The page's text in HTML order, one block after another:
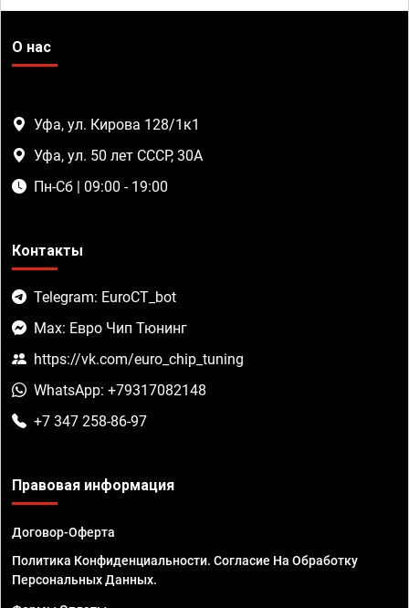
О нас
Уфа, ул. Кирова 128/1к1
Уфа, ул. 50 лет СССР, 30А
Пн-Сб | 09:00 - 19:00
Контакты
Telegram: EuroCT_bot
Max: Евро Чип Тюнинг
https://vk.com/euro_chip_tuning
WhatsApp: +79317082148
+7 347 258-86-97
Правовая информация
Договор-Оферта
Политика Конфиденциальности. Согласие На Обработку
Персональных Данных.